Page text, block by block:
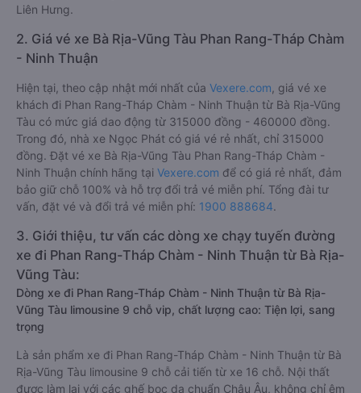
Liên Hưng.
2. Giá vé xe Bà Rịa-Vũng Tàu Phan Rang-Tháp Chàm
- Ninh Thuận
Hiện tại, theo cập nhật mới nhất của Vexere.com , giá vé xe
khách đi Phan Rang-Tháp Chàm - Ninh Thuận từ Bà Rịa-Vũng
Tàu có mức giá dao động từ 315000 đồng - 460000 đồng.
Trong đó, nhà xe Ngọc Phát có giá vé rẻ nhất, chỉ 315000
đồng. Đặt vé xe Bà Rịa-Vũng Tàu Phan Rang-Tháp Chàm -
Ninh Thuận chính hãng tại Vexere.com để có giá rẻ nhất, đảm
bảo giữ chỗ 100% và hỗ trợ đổi trả vé miễn phí. Tổng đài tư
vấn, đặt vé và đổi trả vé miễn phí: 1900 888684.
3. Giới thiệu, tư vấn các dòng xe chạy tuyến đường
xe đi Phan Rang-Tháp Chàm - Ninh Thuận từ Bà Rịa-
Vũng Tàu:
Dòng xe đi Phan Rang-Tháp Chàm - Ninh Thuận từ Bà Rịa-
Vũng Tàu limousine 9 chỗ vip, chất lượng cao: Tiện lợi, sang
trọng
Là sản phẩm xe đi Phan Rang-Tháp Chàm - Ninh Thuận từ Bà
Rịa-Vũng Tàu limousine 9 chỗ cải tiến từ xe 16 chỗ. Nội thất
được làm lại với các ghế bọc da chuẩn Châu Âu, không chỉ êm